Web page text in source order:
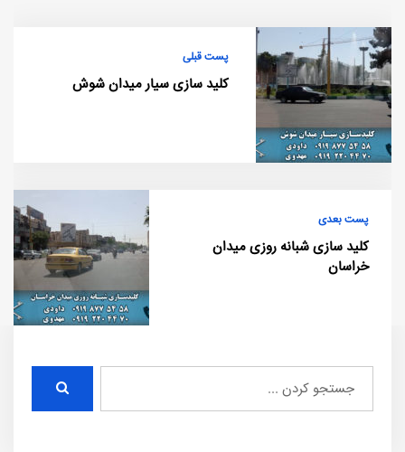
پست قبلی
کلید سازی سیار میدان شوش
پست بعدی
کلید سازی شبانه روزی میدان
خراسان